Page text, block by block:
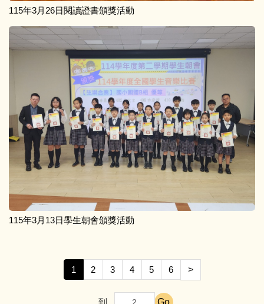
115年3月26日閱讀證書頒獎活動
115年3月13日學生朝會頒獎活動
1 2 3 4 5 6 >
Go